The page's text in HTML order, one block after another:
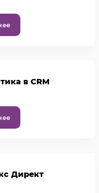
в CRM
Директ